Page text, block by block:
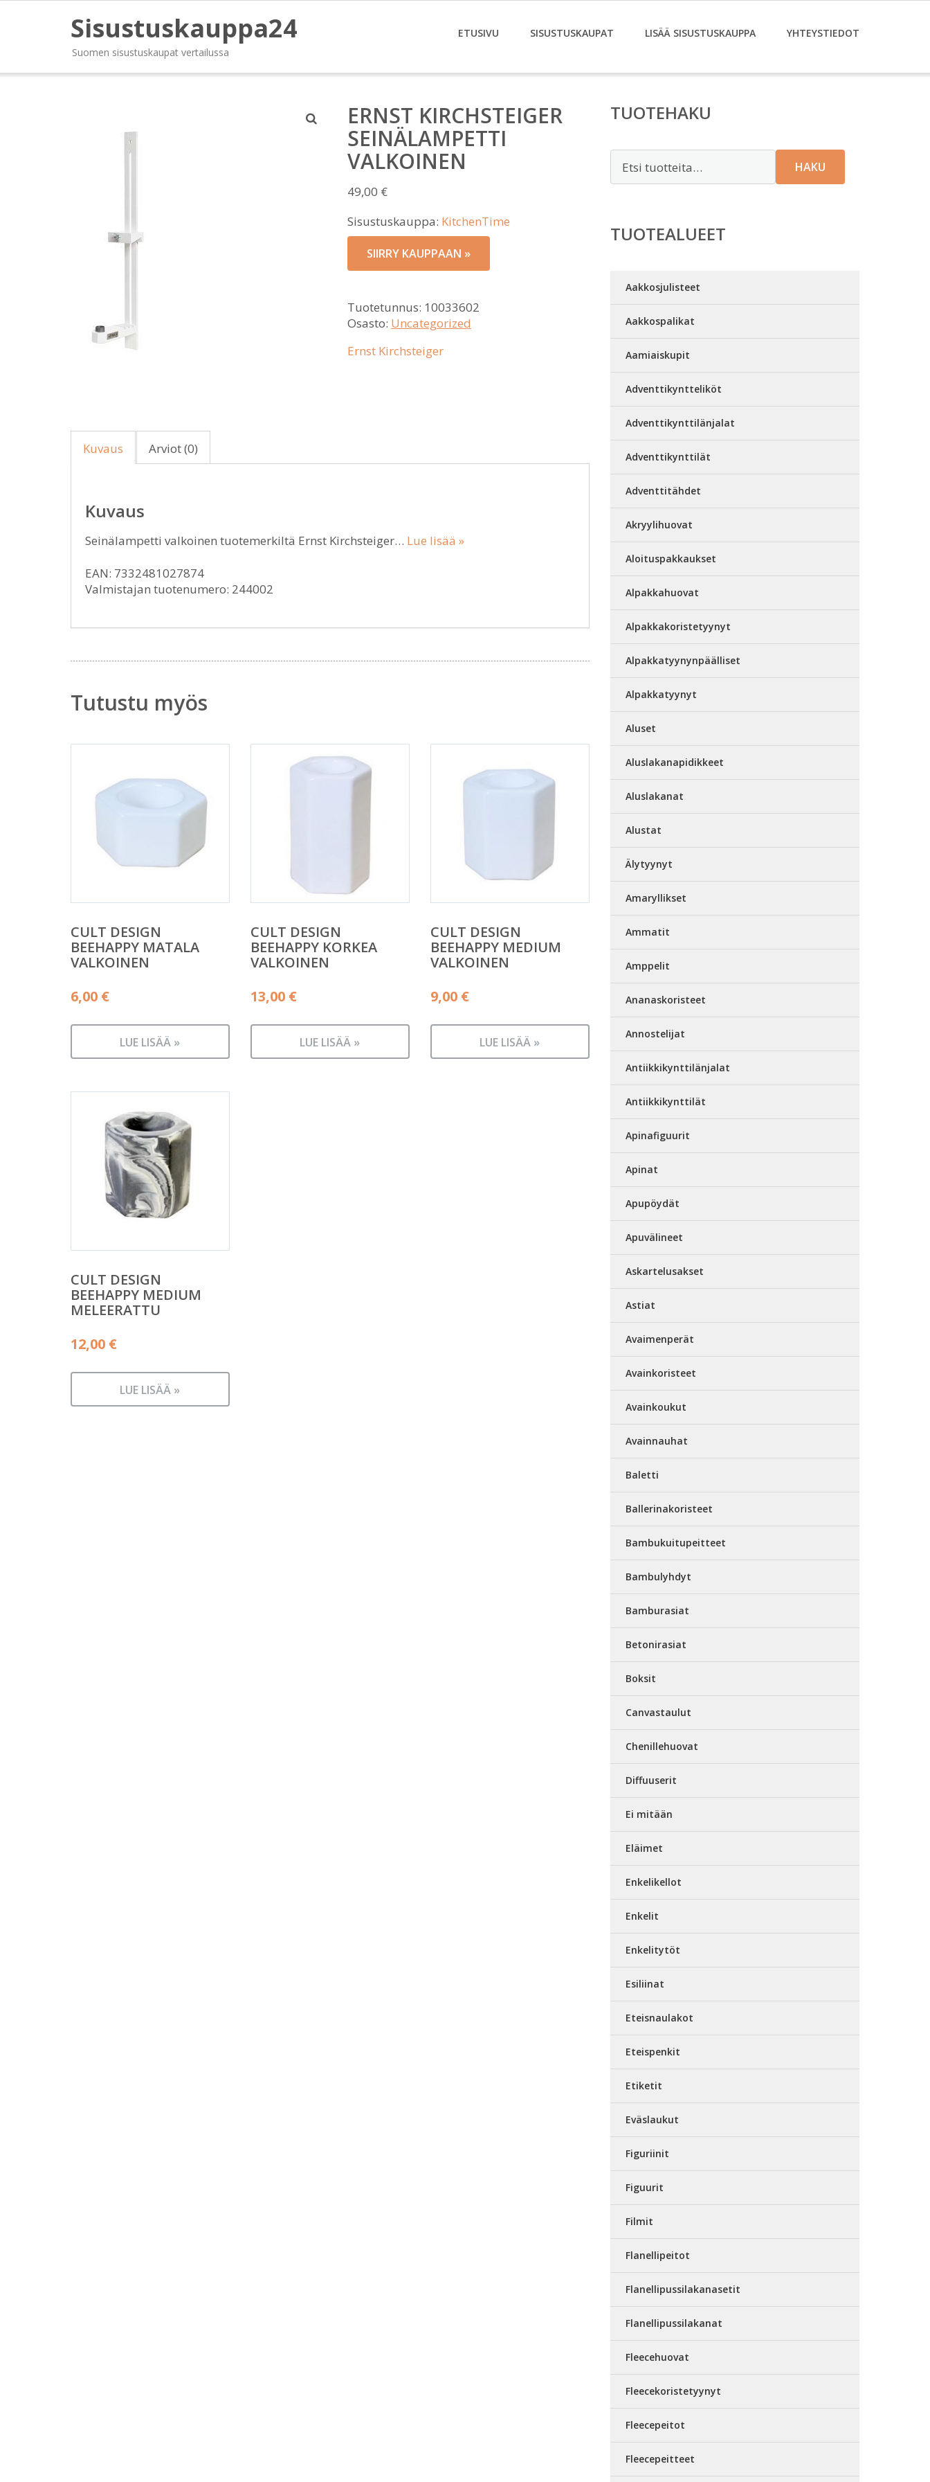
Sisustuskauppa24
Suomen sisustuskaupat vertailussa
ETUSIVU SISUSTUSKAUPAT LISÄÄ SISUSTUSKAUPPA YHTEYSTIEDOT
ERNST KIRCHSTEIGER
SEINÄLAMPETTI
VALKOINEN
49,00 €
Sisustuskauppa: KitchenTime
SIIRRY KAUPPAAN »
Tuotetunnus: 10033602
Osasto: Uncategorized
Ernst Kirchsteiger
Kuvaus Arviot (0)
Kuvaus
Seinälampetti valkoinen tuotemerkiltä Ernst Kirchsteiger… Lue lisää »
EAN: 7332481027874
Valmistajan tuotenumero: 244002
Tutustu myös
CULT DESIGN
BEEHAPPY MATALA
VALKOINEN
6,00 €
LUE LISÄÄ »
CULT DESIGN
BEEHAPPY KORKEA
VALKOINEN
13,00 €
LUE LISÄÄ »
CULT DESIGN
BEEHAPPY MEDIUM
VALKOINEN
9,00 €
LUE LISÄÄ »
CULT DESIGN
BEEHAPPY MEDIUM
MELEERATTU
12,00 €
LUE LISÄÄ »
TUOTEHAKU
HAKU
TUOTEALUEET
Aakkosjulisteet
Aakkospalikat
Aamiaiskupit
Adventtikyntteliköt
Adventtikynttilänjalat
Adventtikynttilät
Adventtitähdet
Akryylihuovat
Aloituspakkaukset
Alpakkahuovat
Alpakkakoristetyynyt
Alpakkatyynynpäälliset
Alpakkatyynyt
Aluset
Aluslakanapidikkeet
Aluslakanat
Alustat
Älytyynyt
Amaryllikset
Ammatit
Amppelit
Ananaskoristeet
Annostelijat
Antiikkikynttilänjalat
Antiikkikynttilät
Apinafiguurit
Apinat
Apupöydät
Apuvälineet
Askartelusakset
Astiat
Avaimenperät
Avainkoristeet
Avainkoukut
Avainnauhat
Baletti
Ballerinakoristeet
Bambukuitupeitteet
Bambulyhdyt
Bamburasiat
Betonirasiat
Boksit
Canvastaulut
Chenillehuovat
Diffuuserit
Ei mitään
Eläimet
Enkelikellot
Enkelit
Enkelitytöt
Esiliinat
Eteisnaulakot
Eteispenkit
Etiketit
Eväslaukut
Figuriinit
Figuurit
Filmit
Flanellipeitot
Flanellipussilakanasetit
Flanellipussilakanat
Fleecehuovat
Fleecekoristetyynyt
Fleecepeitot
Fleecepeitteet